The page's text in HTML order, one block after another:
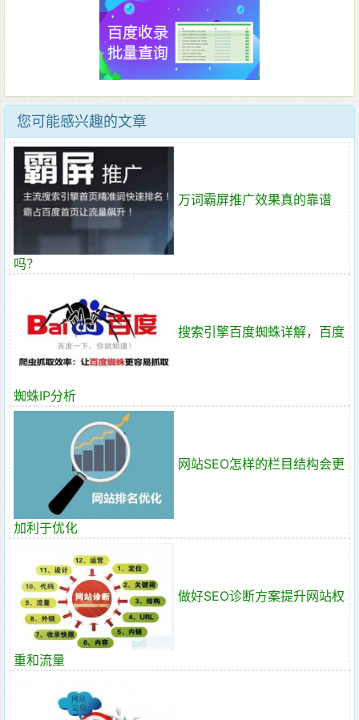
您可能感兴趣的文章
万词霸屏推广效果真的靠谱
吗？
搜索引擎百度蜘蛛详解，百度
蜘蛛IP分析
网站SEO怎样的栏目结构会更
加利于优化
做好SEO诊断方案提升网站权
重和流量